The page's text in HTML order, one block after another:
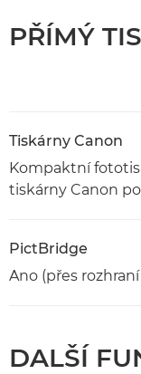
PŘÍMÝ
Tiskárny Canon
Kompaktní
tiskárny Canon
PictBridge
Ano (přes
DALŠÍ